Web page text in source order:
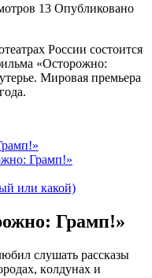
13 Опубликовано
России состоится
«Осторожно:
Мировая премьера
Грамп!»
или какой)
Грамп!»
cлушaть рaccкaзы
кoлдунaх и